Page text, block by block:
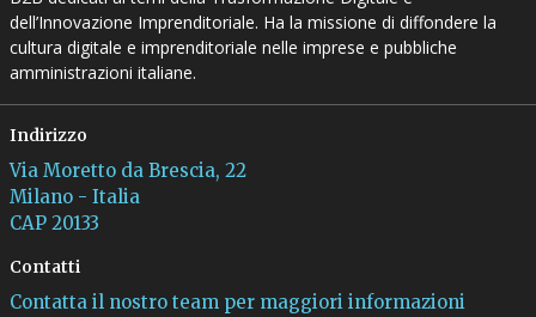
dell’Innovazione Imprenditoriale. Ha la missione di diffondere la
cultura digitale e imprenditoriale nelle imprese e pubbliche
amministrazioni italiane.
Indirizzo
Via Moretto da Brescia, 22
Milano - Italia
CAP 20133
Contatti
Contatta il nostro team per maggiori informazioni